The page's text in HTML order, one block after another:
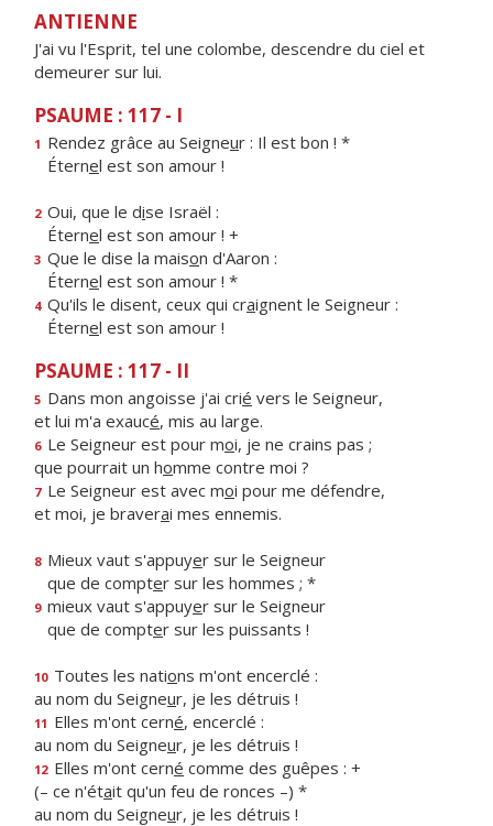
ANTIENNE
J'ai vu l'Esprit, tel une colombe, descendre du ciel et
demeurer sur lui.
PSAUME : 117 - I
1 Rendez grâce au Seigneur : Il est bon ! *
Éternel est son amour !
2 Oui, que le dise Israël :
Éternel est son amour ! +
3 Que le dise la maison d'Aaron :
Éternel est son amour ! *
4 Qu'ils le disent, ceux qui craignent le Seigneur :
Éternel est son amour !
PSAUME : 117 - II
5 Dans mon angoisse j'ai crié vers le Seigneur,
et lui m'a exaucé, mis au large.
6 Le Seigneur est pour moi, je ne crains pas ;
que pourrait un homme contre moi ?
7 Le Seigneur est avec moi pour me défendre,
et moi, je braverai mes ennemis.
8 Mieux vaut s'appuyer sur le Seigneur
que de compter sur les hommes ; *
9 mieux vaut s'appuyer sur le Seigneur
que de compter sur les puissants !
10 Toutes les nations m'ont encerclé :
au nom du Seigneur, je les détruis !
11 Elles m'ont cerné, encerclé :
au nom du Seigneur, je les détruis !
12 Elles m'ont cerné comme des guêpes : +
(– ce n'était qu'un feu de ronces –) *
au nom du Seigneur, je les détruis !